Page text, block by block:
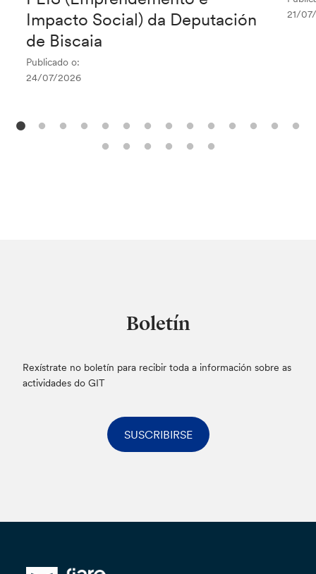
Impacto Social) da Deputación
de Biscaia
Publicado o:
24/07/2026
21/
Boletín
Rexístrate no boletín para recibir toda a información sobre as
actividades do GIT
SUSCRIBIRSE